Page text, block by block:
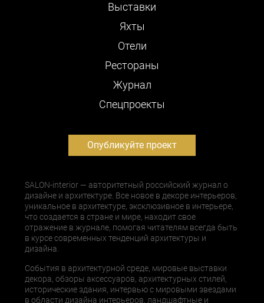
Выставки
Яхты
Отели
Рестораны
Журнал
Cпецпроекты
Опубликуйте проект
SALON-interior — авторитетный российский журнал о
дизайне и архитектуре. Все новое в декоре интерьеров,
уникальное в архитектуре, эксклюзивное в интерьере,
что создается в стране и мире, находит свое
отражение в журнале, помогая читателям всегда быть
в курсе современных тенденций архитектуры и
дизайна.
События в архитектурной среде, мировые выставки
декора, обзоры аксессуаров, архитектурных стилей,
исторические здания, интервью с мировыми звездами
в области дизайна интерьеров, ландшафтные и